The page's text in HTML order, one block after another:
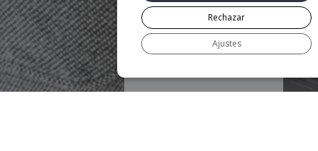
Rechazar
Ajustes